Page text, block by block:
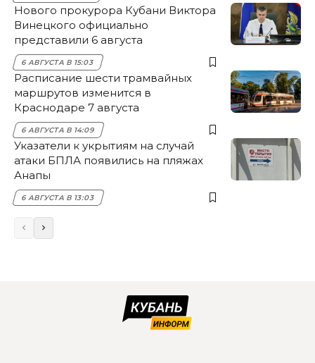
Нового прокурора Кубани Виктора
Винецкого официально
представили 6 августа
6 АВГУСТА В 15:03
Расписание шести трамвайных
маршрутов изменится в
Краснодаре 7 августа
6 АВГУСТА В 14:09
Указатели к укрытиям на случай
атаки БПЛА появились на пляжах
Анапы
6 АВГУСТА В 13:03